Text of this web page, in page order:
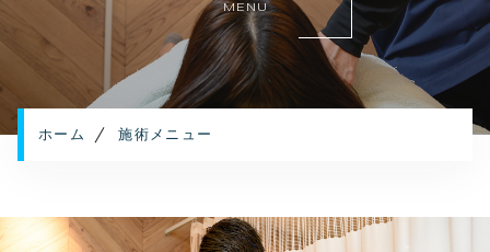
定期ケア会員
キャンペーン
ご利用の流れ
プライバシーポリシー
MENU
ホーム 施術メニュー